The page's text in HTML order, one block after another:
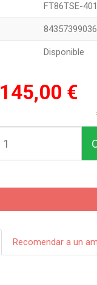
FT86TSE-401
Disponible
145,00 €
Recomendar a un